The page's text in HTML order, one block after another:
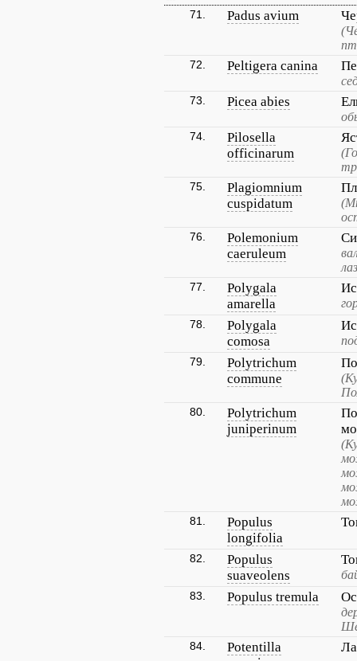
71. Padus avium
72. Peltigera canina
73. Picea abies
74.
Pilosella
officinarum
75.
Plagiomnium
cuspidatum
76.
Polemonium
caeruleum
77.
Polygala
amarella
78.
Polygala
comosa
79.
Polytrichum
commune
80.
Polytrichum
juniperinum
81.
Populus
longifolia
82.
Populus
suaveolens
83. Populus tremula
84.
Potentilla